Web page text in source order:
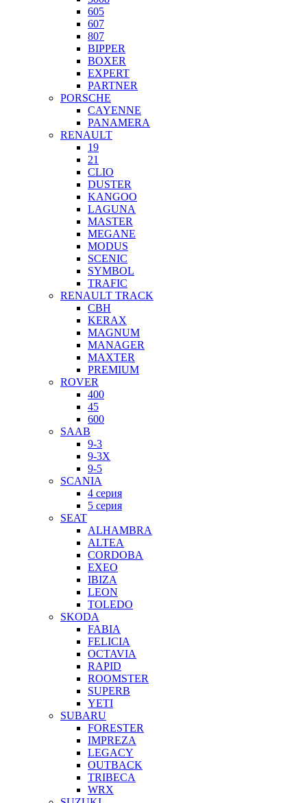
605
607
807
BIPPER
BOXER
EXPERT
PARTNER
PORSCHE
CAYENNE
PANAMERA
RENAULT
19
21
CLIO
DUSTER
KANGOO
LAGUNA
MASTER
MEGANE
MODUS
SCENIC
SYMBOL
TRAFIC
RENAULT TRACK
CBH
KERAX
MAGNUM
MANAGER
MAXTER
PREMIUM
ROVER
400
45
600
SAAB
9-3
9-3X
9-5
SCANIA
4 серия
5 серия
SEAT
ALHAMBRA
ALTEA
CORDOBA
EXEO
IBIZA
LEON
TOLEDO
SKODA
FABIA
FELICIA
OCTAVIA
RAPID
ROOMSTER
SUPERB
YETI
SUBARU
FORESTER
IMPREZA
LEGACY
OUTBACK
TRIBECA
WRX